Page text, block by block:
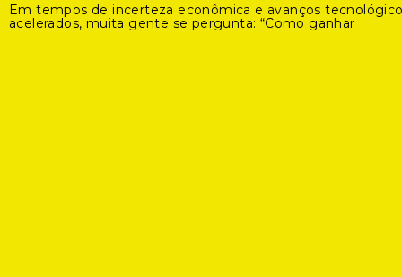
Em tempos de incerteza econômica e avanços
acelerados, muita gente se pergunta: “Como ganhar